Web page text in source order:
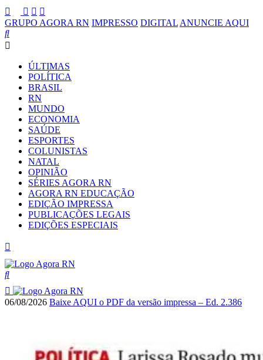
GRUPO AGORA RN IMPRESSO DIGITAL ANUNCIE AQUI
ÚLTIMAS
POLÍTICA
BRASIL
RN
MUNDO
ECONOMIA
SAÚDE
ESPORTES
COLUNISTAS
NATAL
OPINIÃO
SÉRIES AGORA RN
AGORA RN EDUCAÇÃO
EDIÇÃO IMPRESSA
PUBLICAÇÕES LEGAIS
EDIÇÕES ESPECIAIS
06/08/2026 Baixe AQUI o PDF da versão impressa – Ed. 2.386